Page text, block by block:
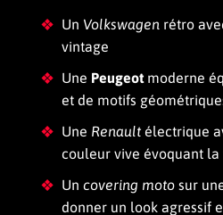
Un Volkswagen rétro
vintage
Une Peugeotmoderne
et de motifs
Une Renault électrique
couleur vive évoquant
Un covering moto sur
donner un look agressif